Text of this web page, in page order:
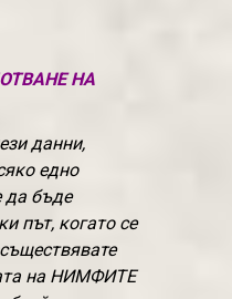
НА
данни,
едно
да бъде
път, когато се
на НИМФИТЕ